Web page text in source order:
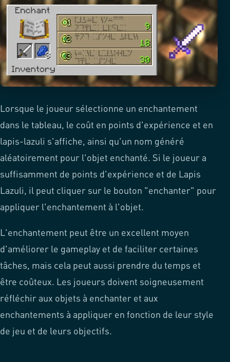
Lorsque le joueur sélectionne un enchantement
dans le tableau, le coût en points d'expérience et en
lapis-lazuli s'affiche, ainsi qu'un nom généré
aléatoirement pour l'objet enchanté. Si le joueur a
suffisamment de points d'expérience et de Lapis
Lazuli, il peut cliquer sur le bouton "enchanter" pour
appliquer l'enchantement à l'objet.
L'enchantement peut être un excellent moyen
d'améliorer le gameplay et de faciliter certaines
tâches, mais cela peut aussi prendre du temps et
être coûteux. Les joueurs doivent soigneusement
réfléchir aux objets à enchanter et aux
enchantements à appliquer en fonction de leur style
de jeu et de leurs objectifs.